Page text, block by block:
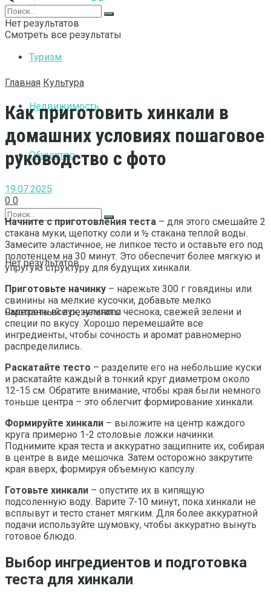
Интернет
Туризм
Недвижимость
Общество
Нет результатов
Смотреть все результаты
Нет результатов
Смотреть все результаты
Главная Культура
Как приготовить хинкали в
домашних условиях пошаговое
руководство с фото
19.07.2025
0 0
Начните с приготовления теста – для этого смешайте 2
стакана муки, щепотку соли и ½ стакана теплой воды.
Замесите эластичное, не липкое тесто и оставьте его под
полотенцем на 30 минут. Это обеспечит более мягкую и
упругую структуру для будущих хинкали.
Приготовьте начинку – нарежьте 300 г говядины или
свинины на мелкие кусочки, добавьте мелко
нарезанный лук, немного чеснока, свежей зелени и
специи по вкусу. Хорошо перемешайте все
ингредиенты, чтобы сочность и аромат равномерно
распределились.
Раскатайте тесто – разделите его на небольшие куски
и раскатайте каждый в тонкий круг диаметром около
12-15 см. Обратите внимание, чтобы края были немного
тоньше центра – это облегчит формирование хинкали.
Формируйте хинкали – выложите на центр каждого
круга примерно 1-2 столовые ложки начинки.
Поднимите края теста и аккуратно защипните их, собирая
в центре в виде мешочка. Затем осторожно закрутите
края вверх, формируя объемную капсулу.
Готовьте хинкали – опустите их в кипящую
подсоленную воду. Варите 7-10 минут, пока хинкали не
всплывут и тесто станет мягким. Для более аккуратной
подачи используйте шумовку, чтобы аккуратно вынуть
готовое блюдо.
Выбор ингредиентов и подготовка
теста для хинкали